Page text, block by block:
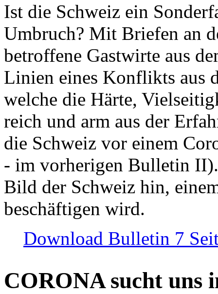
Ist die Schweiz ein
Umbruch? Mit Briefen an
betroffene Gastwirte aus
Linien eines Konflikts aus
welche die Härte,
reich und arm aus der
die Schweiz vor einem
- im vorherigen Bulletin
Bild der Schweiz hin,
beschäftigen wird.
Download Bulletin 7
CORONA sucht uns